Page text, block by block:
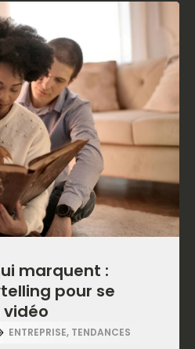
marquent :
pour se
ENTREPRISE, TENDANCES